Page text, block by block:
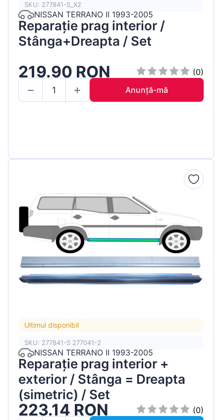
SKU: 277841-S_X2
NISSAN TERRANO II 1993-2005
Reparație prag interior /
Stânga+Dreapta / Set
219.90 RON
(0)
Anunță-mă
Ultimul disponibil
SKU: 277841-S 277041-2
NISSAN TERRANO II 1993-2005
Reparație prag interior +
exterior / Stânga = Dreapta
(simetric) / Set
223.14 RON
(0)